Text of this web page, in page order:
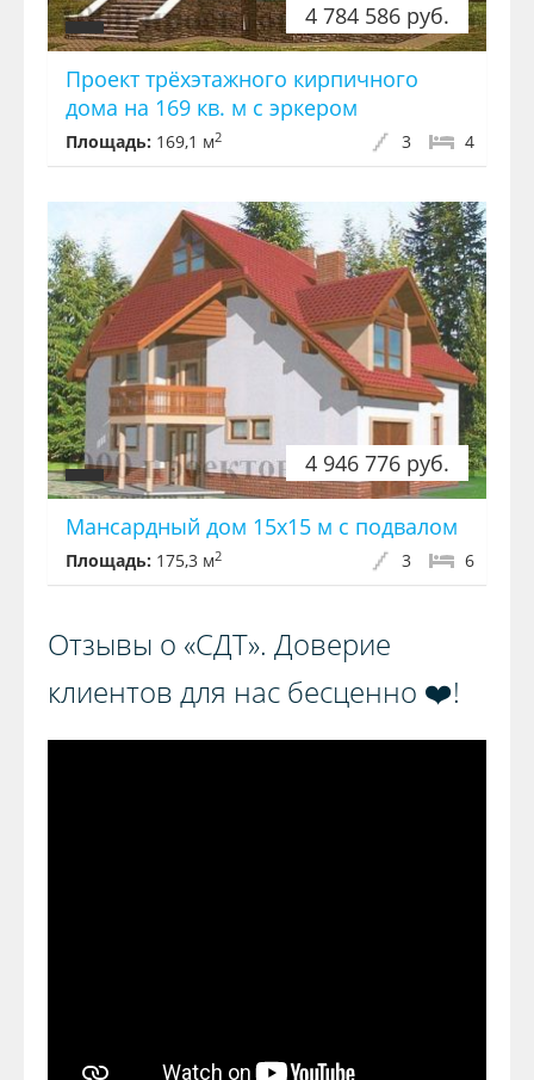
4 784 586 руб.
Проект трёхэтажного кирпичного
дома на 169 кв. м с эркером
Площадь: 169,1 м2 4
3
4 946 776 руб.
Мансардный дом 15х15 м с подвалом
Площадь: 175,3 м2 6
3
Отзывы о «СДТ». Доверие
клиентов для нас бесценно ❤️!